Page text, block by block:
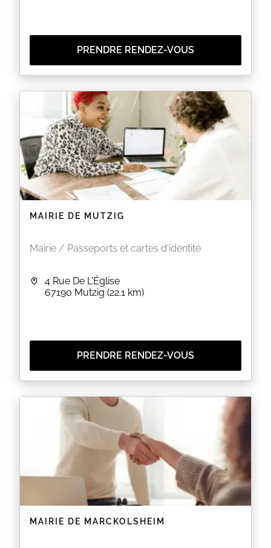
PRENDRE RENDEZ-VOUS
MAIRIE DE MUTZIG
Mairie / Passeports et cartes d'identité
4 Rue De L'Église
67190 Mutzig (22.1 km)
PRENDRE RENDEZ-VOUS
MAIRIE DE MARCKOLSHEIM